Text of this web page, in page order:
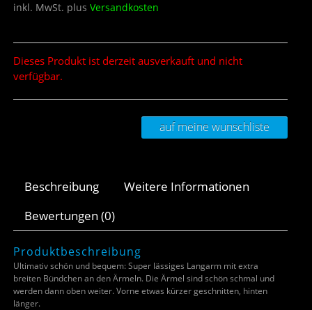
inkl. MwSt. plus Versandkosten
Dieses Produkt ist derzeit ausverkauft und nicht
verfügbar.
auf meine wunschliste
Beschreibung
Weitere Informationen
Bewertungen (0)
Produktbeschreibung
Ultimativ schön und bequem: Super lässiges Langarm mit extra
breiten Bündchen an den Ärmeln. Die Ärmel sind schön schmal und
werden dann oben weiter. Vorne etwas kürzer geschnitten, hinten
länger.